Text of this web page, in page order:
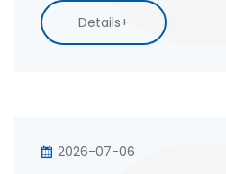
民币兑迪拉姆收盘价为0.5409。
Details+
2026-07-06